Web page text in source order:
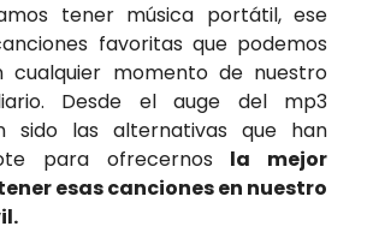
tener música portátil, ese
favoritas que podemos
cualquier momento de nuestro
Desde el auge del mp3
sido las alternativas que han
para ofrecernos la mejor
esas canciones en nuestro